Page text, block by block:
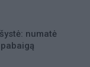
numatė